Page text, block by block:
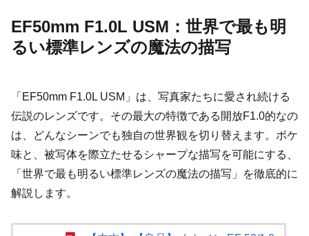
EF50mm F1.0L USM：世界で最も明
るい標準レンズの魔法の描写
「EF50mm F1.0L USM」は、写真家たちに愛され続ける
伝説のレンズです。その最大の特徴である開放F1.0的なの
は、どんなシーンでも独自の世界観を切り替えます。ボケ
味と、被写体を際立たせるシャープな描写を可能にする、
「世界で最も明るい標準レンズの魔法の描写」を徹底的に
解説します。